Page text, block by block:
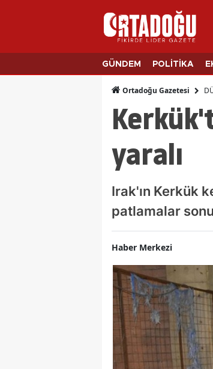
GÜNDEM POLİTİKA
Ortadoğu Gazetesi
yaralı
Irak'ın Kerkük
patlamalar
Haber Merkezi